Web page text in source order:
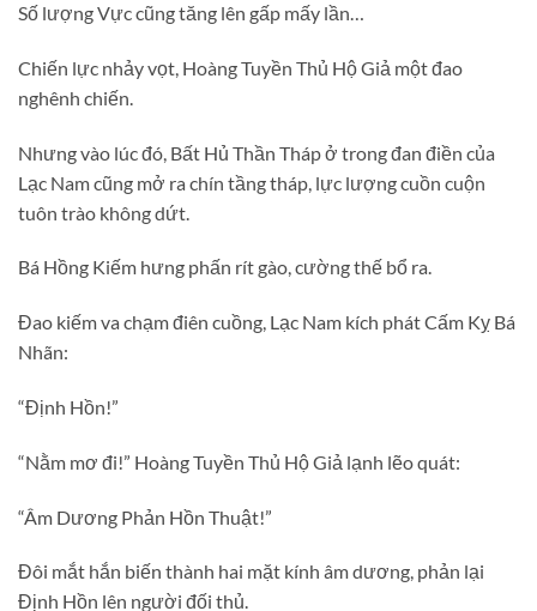
Số lượng Vực cũng tăng lên gấp mấy lần…
Chiến lực nhảy vọt, Hoàng Tuyền Thủ Hộ Giả một đao
nghênh chiến.
Nhưng vào lúc đó, Bất Hủ Thần Tháp ở trong đan điền của
Lạc Nam cũng mở ra chín tầng tháp, lực lượng cuồn cuộn
tuôn trào không dứt.
Bá Hồng Kiếm hưng phấn rít gào, cường thế bổ ra.
Đao kiếm va chạm điên cuồng, Lạc Nam kích phát Cấm Kỵ Bá
Nhãn:
“Định Hồn!”
“Nằm mơ đi!” Hoàng Tuyền Thủ Hộ Giả lạnh lẽo quát:
“Âm Dương Phản Hồn Thuật!”
Đôi mắt hắn biến thành hai mặt kính âm dương, phản lại
Định Hồn lên người đối thủ.